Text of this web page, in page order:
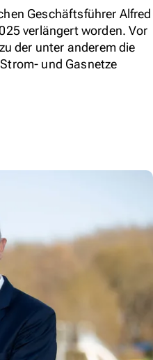
Geschäftsführer Alfred
verlängert worden. Vor
der unter anderem die
und Gasnetze